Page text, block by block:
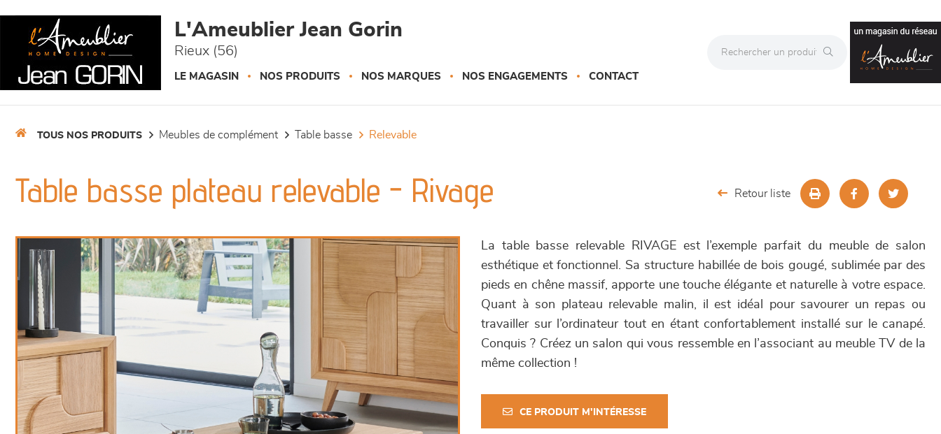
L'Ameublier Jean Gorin
Rieux (56)
LE MAGASIN NOS PRODUITS NOS MARQUES NOS ENGAGEMENTS CONTACT
TOUS NOS PRODUITS meubles de complément table basse relevable
Table basse plateau relevable - Rivage Retour liste
La table basse relevable RIVAGE est l’exemple parfait du meuble de salon
esthétique et fonctionnel. Sa structure habillée de bois gougé, sublimée par des
pieds en chêne massif, apporte une touche élégante et naturelle à votre espace.
Quant à son plateau relevable malin, il est idéal pour savourer un repas ou
travailler sur l’ordinateur tout en étant confortablement installé sur le canapé.
Conquis ? Créez un salon qui vous ressemble en l’associant au meuble TV de la
même collection !
CE PRODUIT M'INTÉRESSE